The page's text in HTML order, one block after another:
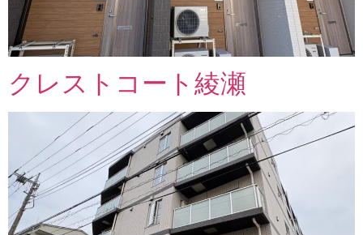
クレストコート綾瀬